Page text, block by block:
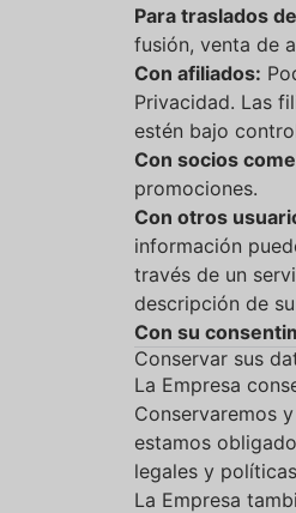
Para traslados
fusión, venta de
Con afiliados:
Privacidad. Las
estén bajo
Con socios
promociones.
Con otros
información
través de un
descripción de
Con su
Conservar sus
La Empresa
Conservaremos
estamos
legales y
La Empresa